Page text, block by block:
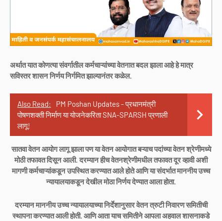
अर्थात यात कोणत्या संवर्गातील कर्मचाऱ्यांच्या वेतनात बदल झाला आहे हे मात्र
सविस्तर शासन निर्णय निर्गमित झाल्यानंतर कळेल.
Also Read:
PM Poshan Updates - प्रधानमंत्री
पोषणशक्ती निर्माण या योजनेकरिता SNA-SPARSH प्रणाली
लागू!
सातवा वेतन आयोग लागू झाला पण या वेतन आयोगात बऱ्याच पदांच्या वेतन श्रेणीमध्ये
मोठी तफावत दिसून आली. दरम्यान हीच वेतनश्रेणीमधील तफावत दूर व्हावी अशी
मागणी कर्मचाऱ्यांकडून उपस्थित करण्यात आले होते आणि या संदर्भात माननीय उच्च
न्यायालयाकडून देखील मोठा निर्णय देण्यात आला होता.
दरम्यान माननीय उच्च न्यायालयाच्या निर्देशानुसार वेतन त्रुटी निवारण समितीची
स्थापना करण्यात आली होती. आणि आता याच समितीने आपला अहवाल शासनाकडे